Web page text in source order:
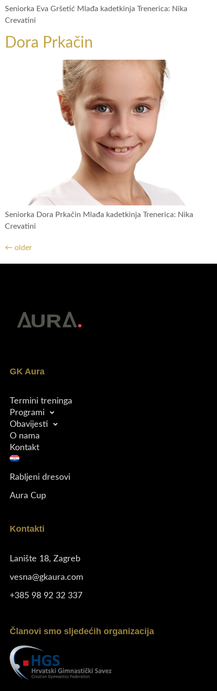
Seniorka Eva Gršetić Mlađa kadetkinja Trenerica: Nika
Crevatini
Dora Prkačin
Seniorka Dora Prkačin Mlađa kadetkinja Trenerica: Nika
Crevatini
← older
GK Aura
Termini treninga
Programi
Obavijesti
O nama
Kontakt
Rabljeni dresovi
Aura Cup
Kontakti
Lanište 18, Zagreb
vesna@gkaura.com
+385 98 92 32 337
Članovi smo sljedećih organizacija